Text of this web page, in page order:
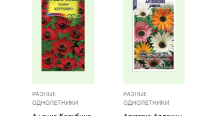
РАЗНЫЕ
ОДНОЛЕТНИКИ
РАЗНЫЕ
ОДНОЛЕТНИКИ